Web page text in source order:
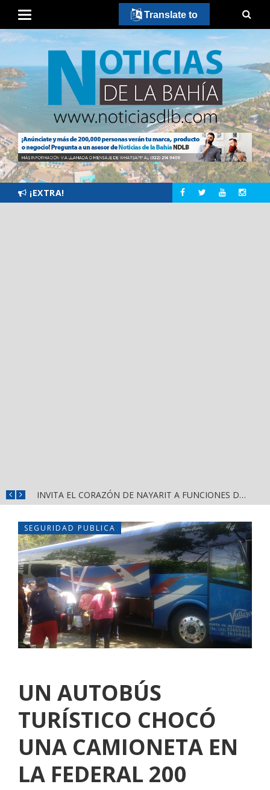
¡EXTRA!
INVITA EL CORAZÓN DE NAYARIT A FUNCIONES DE CINE GRATUITAS EN LA CONCHA ACÚSTICA
SEGURIDAD PUBLICA
UN AUTOBÚS
TURÍSTICO CHOCÓ
UNA CAMIONETA EN
LA FEDERAL 200
Translate to